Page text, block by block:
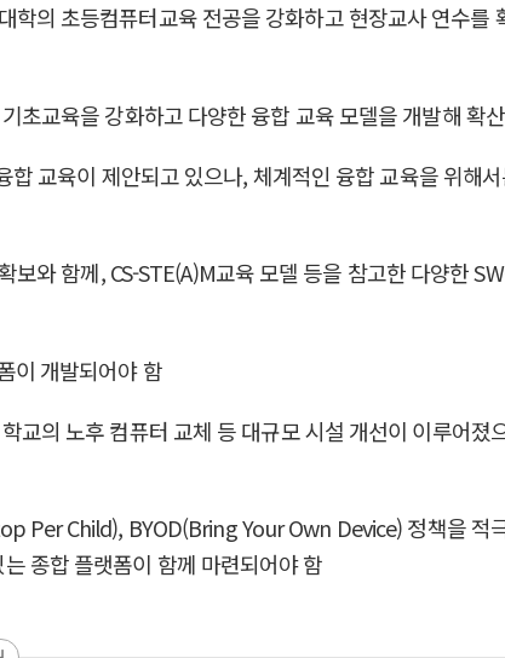
의 초등컴퓨터교육 전공을 강화하고 현장교사 연수를
초교육을 강화하고 다양한 융합 교육 모델을 개발해 확
합 교육이 제안되고 있으나, 체계적인 융합 교육을 위해
와 함께, CS-STE(A)M교육 모델 등을 참고한 다양한
이 개발되어야 함
교의 노후 컴퓨터 교체 등 대규모 시설 개선이 이루어
Per Child), BYOD(Bring Your Own Device) 정책을 적
종합 플랫폼이 함께 마련되어야 함